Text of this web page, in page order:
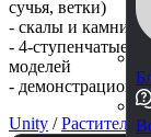
сучья, ветки)
- скалы и камни
- 4-ступенчатые
моделей
-
Unity /